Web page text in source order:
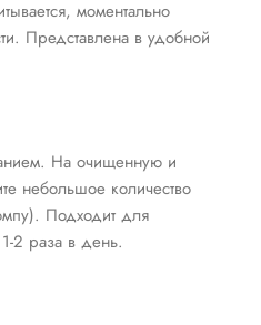
моментально
Представлена в удобной
На очищенную и
небольшое количество
Подходит для
2 раза в день.